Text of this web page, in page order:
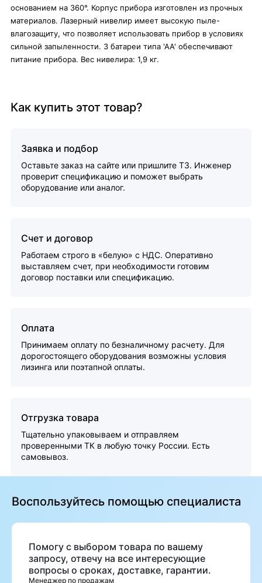
основанием на 360°. Корпус прибора изготовлен из прочных
материалов. Лазерный нивелир имеет высокую пыле-
влагозащиту, что позволяет использовать прибор в условиях
сильной запыленности. 3 батареи типа 'АА' обеспечивают
питание прибора. Вес нивелира: 1,9 кг.
Как купить этот товар?
Заявка и подбор
Оставьте заказ на сайте или пришлите ТЗ. Инженер
проверит спецификацию и поможет выбрать
оборудование или аналог.
Счет и договор
Работаем строго в «белую» с НДС. Оперативно
выставляем счет, при необходимости готовим
договор поставки или спецификацию.
Оплата
Принимаем оплату по безналичному расчету. Для
дорогостоящего оборудования возможны условия
лизинга или поэтапной оплаты.
Отгрузка товара
Тщательно упаковываем и отправляем
проверенными ТК в любую точку России. Есть
самовывоз.
Воспользуйтесь помощью специалиста
Помогу с выбором товара по вашему
запросу, отвечу на все интересующие
вопросы о сроках, доставке, гарантии.
Менеджер по продажам